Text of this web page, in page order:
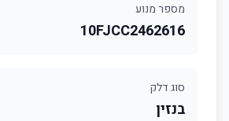
מספר מנוע
10FJCC2462616
סוג דלק
בנזין